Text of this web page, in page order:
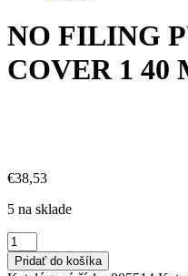
NO FILING
COVER 1 40
€38,53
5 na sklade
množstvo
NO
FILING
Pridať do košíka